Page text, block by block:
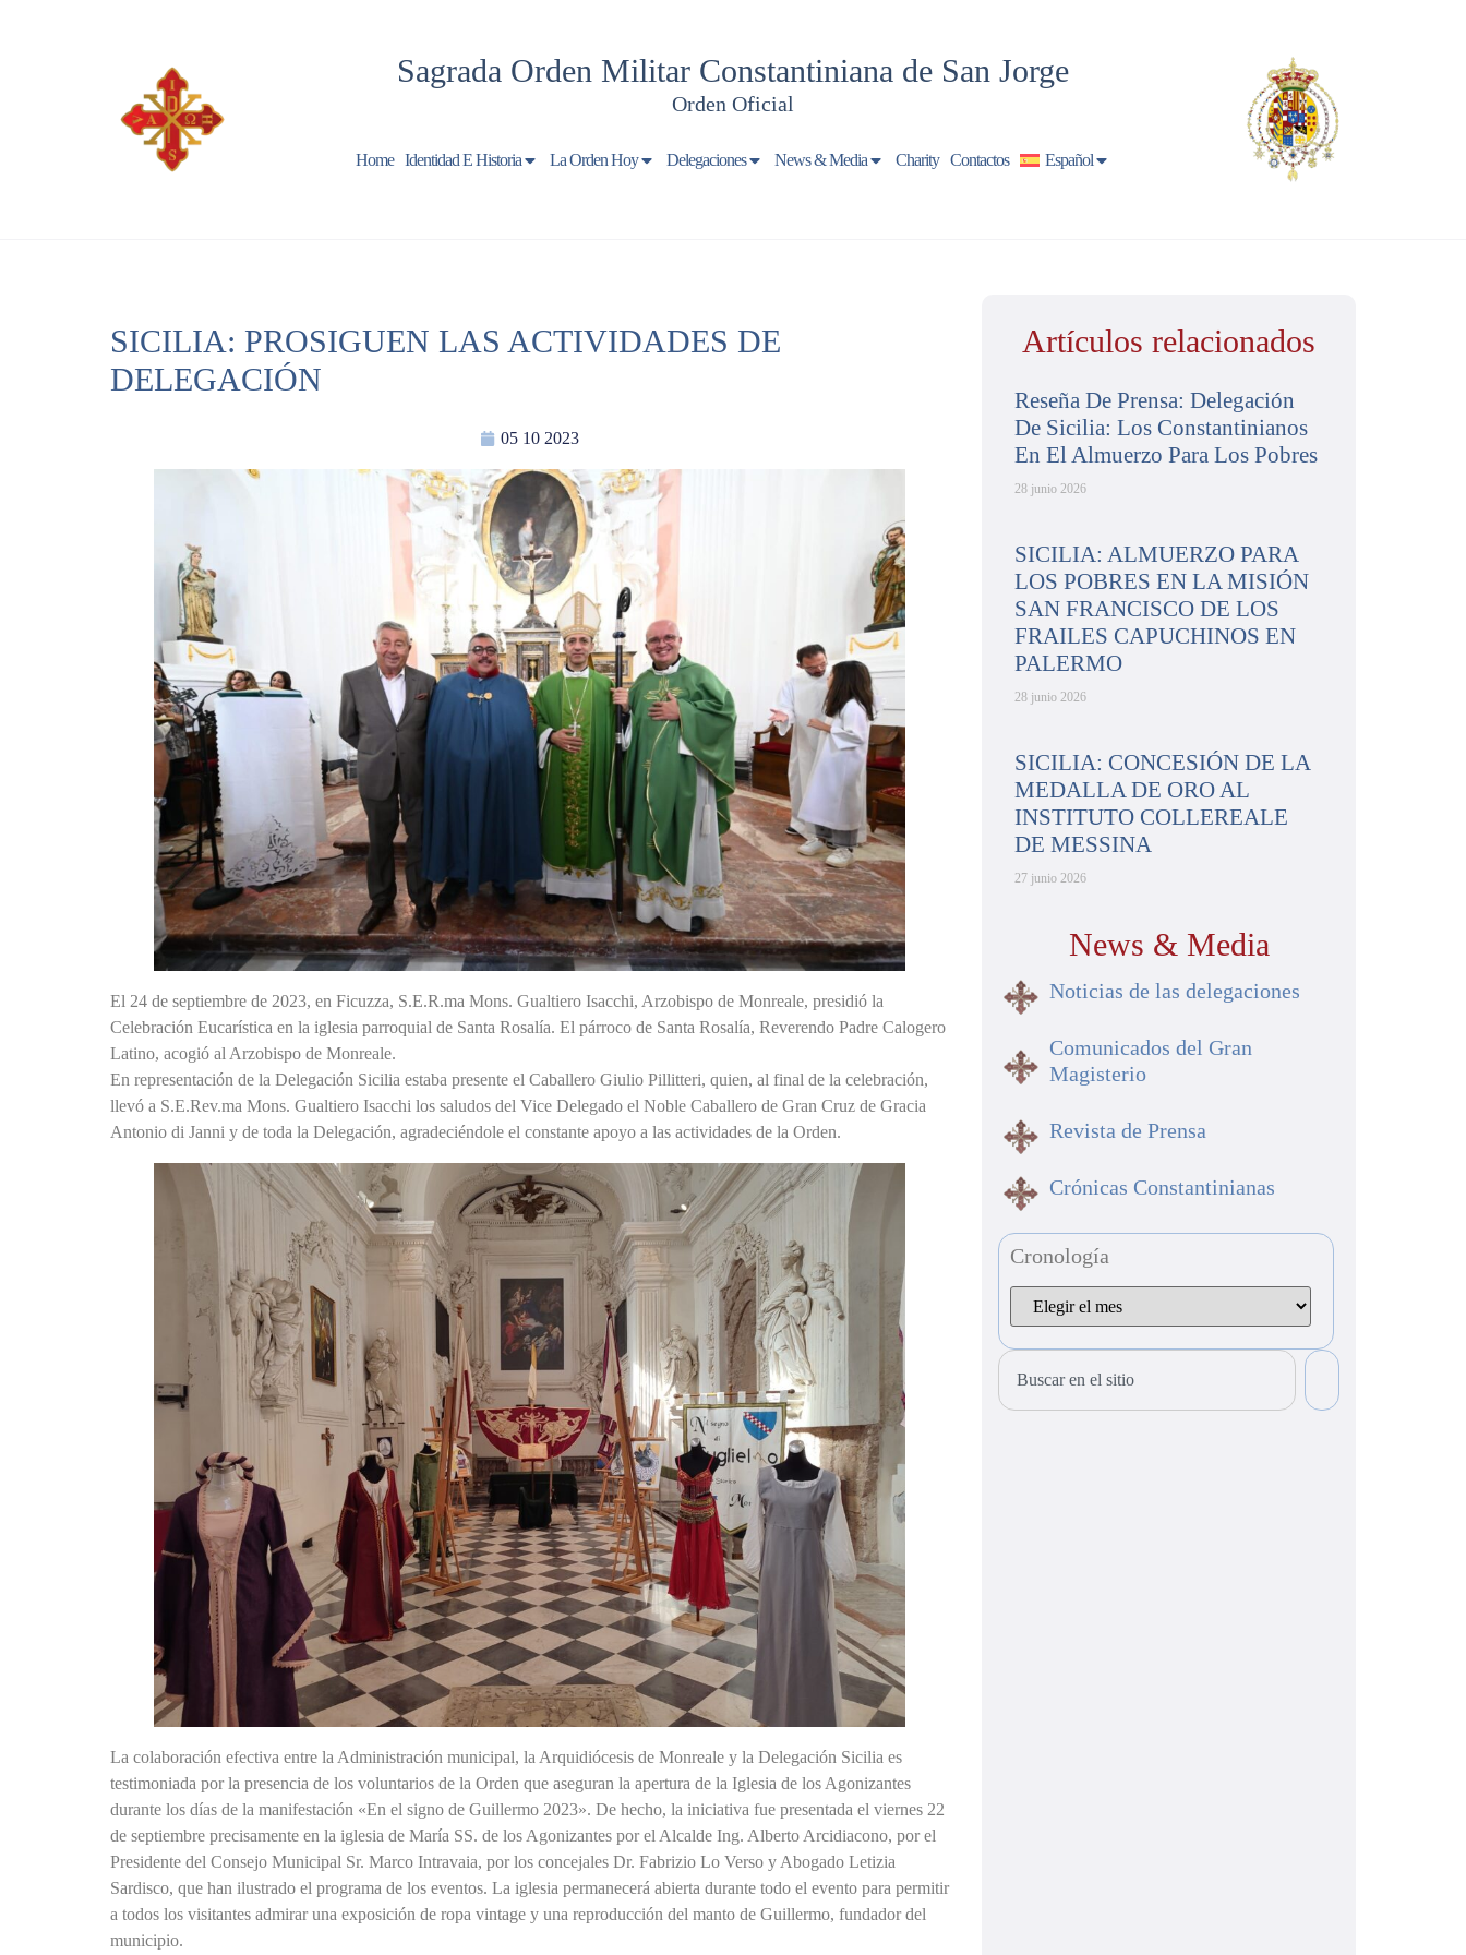
Sagrada Orden Militar Constantiniana de San Jorge
Orden Oficial
Home Identidad E Historia La Orden Hoy Delegaciones News & Media Charity Contactos Español
SICILIA: PROSIGUEN LAS ACTIVIDADES DE
DELEGACIÓN
05 10 2023
El 24 de septiembre de 2023, en Ficuzza, S.E.R.ma Mons. Gualtiero Isacchi, Arzobispo de Monreale, presidió la
Celebración Eucarística en la iglesia parroquial de Santa Rosalía. El párroco de Santa Rosalía, Reverendo Padre Calogero
Latino, acogió al Arzobispo de Monreale.
En representación de la Delegación Sicilia estaba presente el Caballero Giulio Pillitteri, quien, al final de la celebración,
llevó a S.E.Rev.ma Mons. Gualtiero Isacchi los saludos del Vice Delegado el Noble Caballero de Gran Cruz de Gracia
Antonio di Janni y de toda la Delegación, agradeciéndole el constante apoyo a las actividades de la Orden.
La colaboración efectiva entre la Administración municipal, la Arquidiócesis de Monreale y la Delegación Sicilia es
testimoniada por la presencia de los voluntarios de la Orden que aseguran la apertura de la Iglesia de los Agonizantes
durante los días de la manifestación «En el signo de Guillermo 2023». De hecho, la iniciativa fue presentada el viernes 22
de septiembre precisamente en la iglesia de María SS. de los Agonizantes por el Alcalde Ing. Alberto Arcidiacono, por el
Presidente del Consejo Municipal Sr. Marco Intravaia, por los concejales Dr. Fabrizio Lo Verso y Abogado Letizia
Sardisco, que han ilustrado el programa de los eventos. La iglesia permanecerá abierta durante todo el evento para permitir
a todos los visitantes admirar una exposición de ropa vintage y una reproducción del manto de Guillermo, fundador del
municipio.
Artículos relacionados
Reseña De Prensa: Delegación
De Sicilia: Los Constantinianos
En El Almuerzo Para Los Pobres
28 junio 2026
SICILIA: ALMUERZO PARA
LOS POBRES EN LA MISIÓN
SAN FRANCISCO DE LOS
FRAILES CAPUCHINOS EN
PALERMO
28 junio 2026
SICILIA: CONCESIÓN DE LA
MEDALLA DE ORO AL
INSTITUTO COLLEREALE
DE MESSINA
27 junio 2026
News & Media
Noticias de las delegaciones
Comunicados del Gran
Magisterio
Revista de Prensa
Crónicas Constantinianas
Cronología